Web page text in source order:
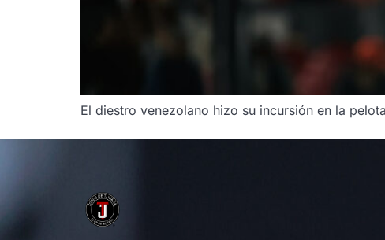
El diestro venezolano hizo su incursión en la